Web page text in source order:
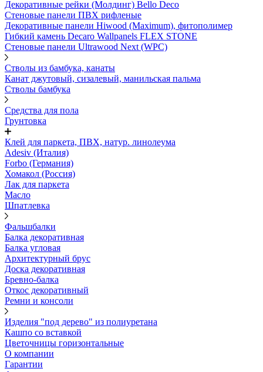
Декоративные рейки (Молдинг) Bello Deco
Стеновые панели ПВХ рифленые
Декоративные панели Hiwood (Maximum), фитополимер
Гибкий камень Decaro Wallpanels FLEX STONE
Стеновые панели Ultrawood Next (WPC)
Стволы из бамбука, канаты
Канат джутовый, сизалевый, манильская пальма
Стволы бамбука
Средства для пола
Грунтовка
Клей для паркета, ПВХ, натур. линолеума
Adesiv (Италия)
Forbo (Германия)
Хомакол (Россия)
Лак для паркета
Масло
Шпатлевка
Фальшбалки
Балка декоративная
Балка угловая
Архитектурный брус
Доска декоративная
Бревно-балка
Откос декоративный
Ремни и консоли
Изделия "под дерево" из полиуретана
Кашпо со вставкой
Цветочницы горизонтальные
О компании
Гарантии